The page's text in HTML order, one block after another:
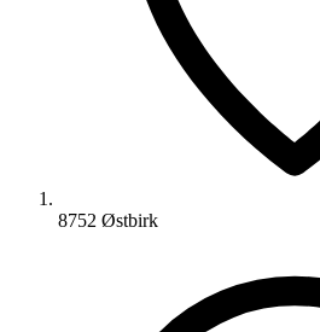
8752 Østbirk